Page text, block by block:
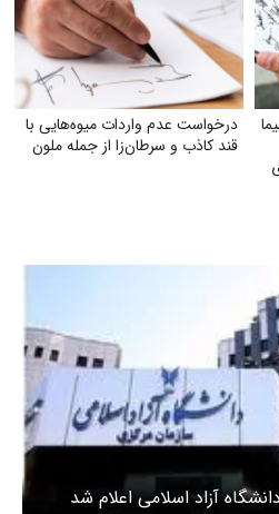
درخواست عدم واردات میوه‌هایی با
قند کاذب و سرطان‌زا از جمله ملون
آزاد اسلامی اعلام شد